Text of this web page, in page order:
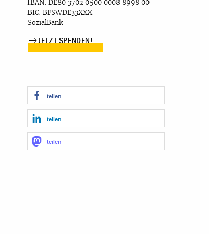
IBAN: DE80 3702 0500 0008 8998 00
BIC: BFSWDE33XXX
SozialBank
JETZT SPENDEN!
teilen
teilen
teilen